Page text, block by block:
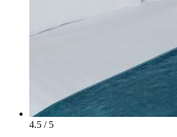
4.5 / 5